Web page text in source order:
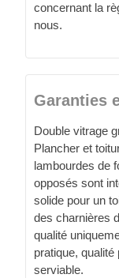
concernant la
nous.
Garanties
Double vitrage
Plancher et
lambourdes de
opposés sont
solide pour un
des charnières
qualité
pratique,
serviable.